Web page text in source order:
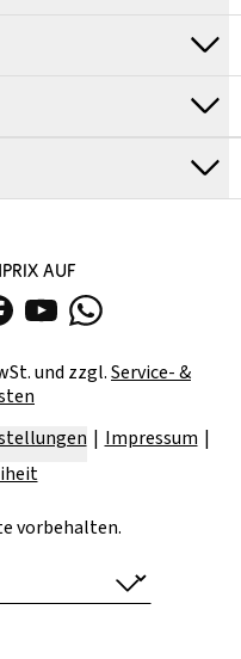
AUF
und zzgl.Service- &
Impressum
vorbehalten.